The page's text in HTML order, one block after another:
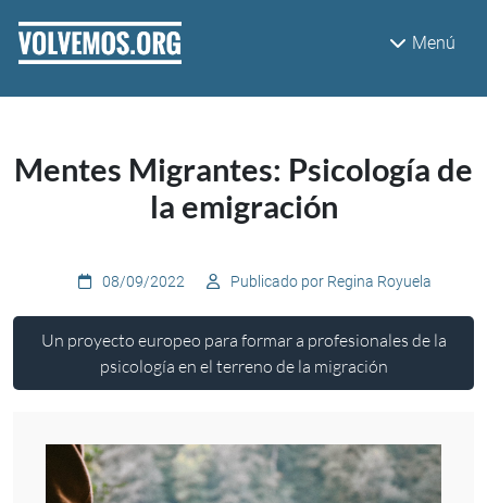
Menú
Mentes Migrantes: Psicología de
la emigración
08/09/2022 Publicado por Regina Royuela
Un proyecto europeo para formar a profesionales de la
psicología en el terreno de la migración